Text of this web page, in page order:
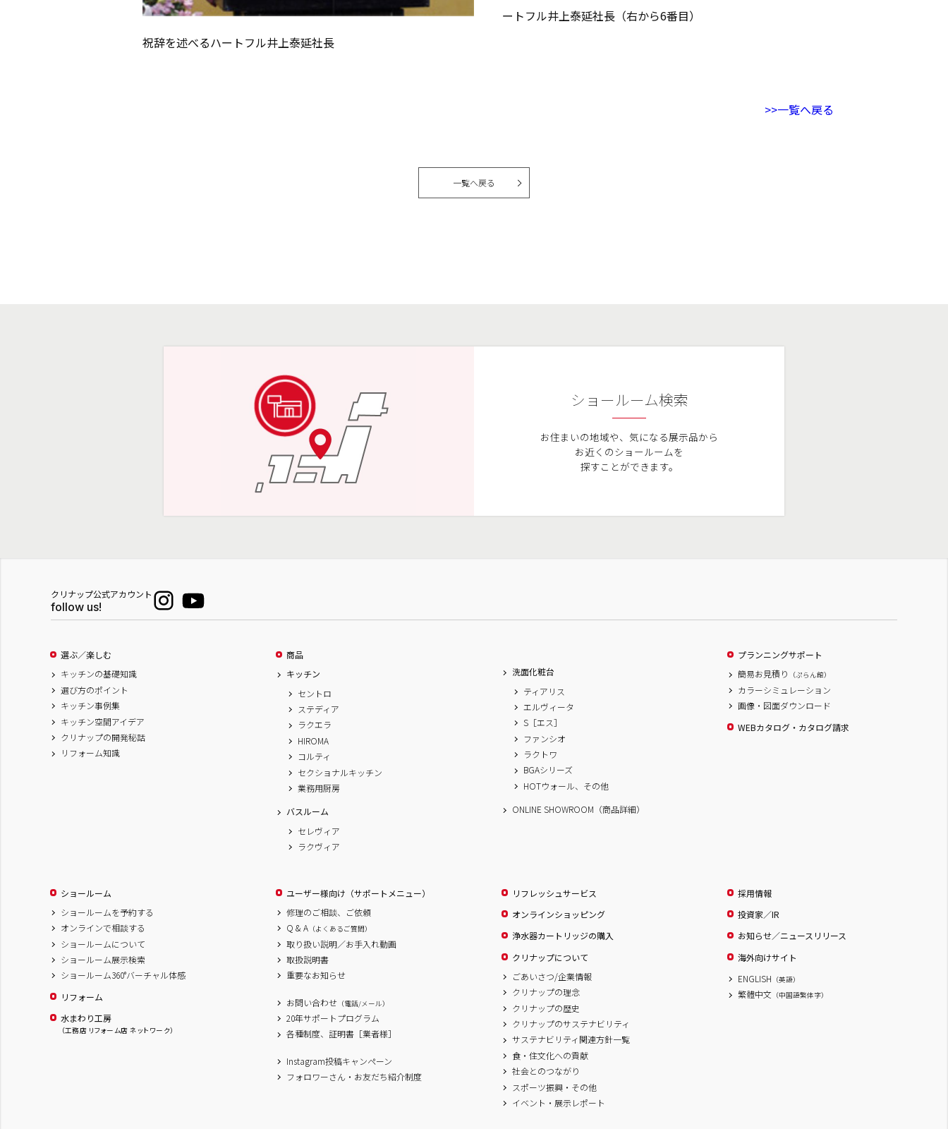
祝辞を述べるハートフル井上泰延社長
ートフル井上泰延社長（右から6番目）
>>一覧へ戻る
一覧へ戻る
ショールーム検索
お住まいの地域や、 気になる展示品から
お近くのショールームを
探すことができます。
クリナップ公式アカウント
follow us!
選ぶ／楽しむ
キッチンの基礎知識
選び方のポイント
キッチン事例集
キッチン空間アイデア
クリナップの開発秘話
リフォーム知識
商品
キッチン
セントロ
ステディア
ラクエラ
HIROMA
コルティ
セクショナルキッチン
業務用厨房
バスルーム
セレヴィア
ラクヴィア
洗面化粧台
ティアリス
エルヴィータ
S［エス］
ファンシオ
ラクトワ
BGAシリーズ
HOTウォール、その他
ONLINE SHOWROOM（商品詳細）
プランニングサポート
簡易お見積り
（ぷらん館）
カラーシミュレーション
画像・図面ダウンロード
WEBカタログ・カタログ請求
ショールーム
ショールームを予約する
オンラインで相談する
ショールームについて
ショールーム展示検索
ショールーム360°バーチャル体感
リフォーム
水まわり工房
（工務店 リフォーム店 ネットワーク）
ユーザー様向け（サポートメニュー）
修理のご相談、ご依頼
Q & A （よくあるご質問）
取り扱い説明／お手入れ動画
取扱説明書
重要なお知らせ
お問い合わせ （電話/メール）
20年サポートプログラム
各種制度、証明書［業者様］
Instagram投稿キャンペーン
フォロワーさん・お友だち紹介制度
リフレッシュサービス
オンラインショッピング
浄水器カートリッジの購入
クリナップについて
ごあいさつ/企業情報
クリナップの理念
クリナップの歴史
クリナップのサステナビリティ
サステナビリティ関連方針一覧
食・住文化への貢献
社会とのつながり
スポーツ振興・その他
イベント・展示レポート
採用情報
投資家／IR
お知らせ／ニュースリリース
海外向けサイト
ENGLISH （英語）
繁體中文 （中国語繁体字）